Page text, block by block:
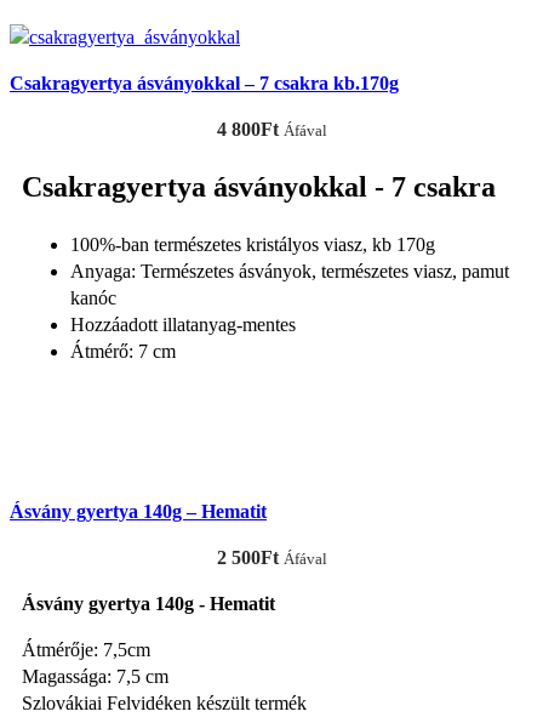
Csakragyertya ásványokkal – 7 csakra kb.170g
4 800Ft Áfával
Csakragyertya ásványokkal - 7 csakra
100%-ban természetes kristályos viasz, kb 170g
Anyaga: Természetes ásványok, természetes viasz, pamut
kanóc
Hozzáadott illatanyag-mentes
Átmérő: 7 cm
Ásvány gyertya 140g – Hematit
2 500Ft Áfával
Ásvány gyertya 140g - Hematit
Átmérője: 7,5cm
Magassága: 7,5 cm
Szlovákiai Felvidéken készült termék